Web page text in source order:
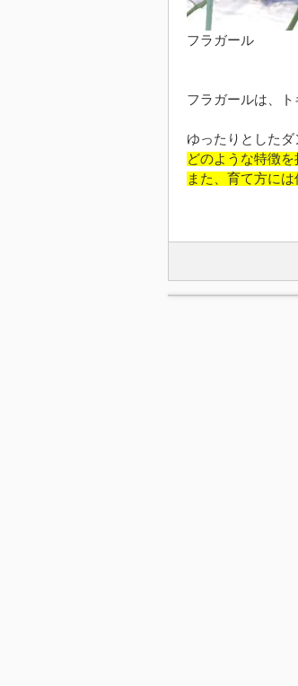
フラガール
フラガールは、ト
ゆったりとした
どのような特徴を
また、育て方に